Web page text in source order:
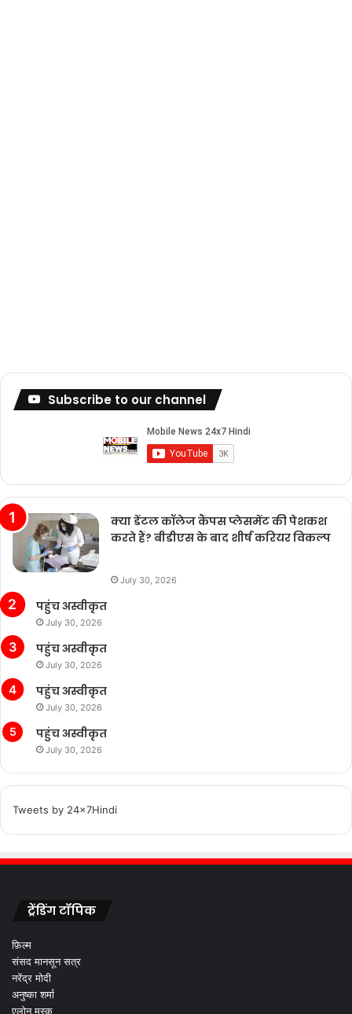
Subscribe to our channel
क्या डेंटल कॉलेज कैंपस प्लेसमेंट की पेशकश
करते हैं? बीडीएस के बाद शीर्ष करियर विकल्प
July 30, 2026
पहुंच अस्वीकृत
July 30, 2026
पहुंच अस्वीकृत
July 30, 2026
पहुंच अस्वीकृत
July 30, 2026
पहुंच अस्वीकृत
July 30, 2026
Tweets by 24x7Hindi
ट्रेंडिंग टॉपिक
फ़िल्म
संसद मानसून सत्र
नरेंद्र मोदी
अनुष्का शर्मा
एलोन मस्क